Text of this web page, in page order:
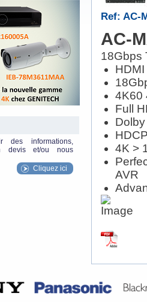
des informations,
devis et/ou nous
Cliquez ici
Ref: AC-
AC-
18Gbps
4K60
Full
4K >
AVR